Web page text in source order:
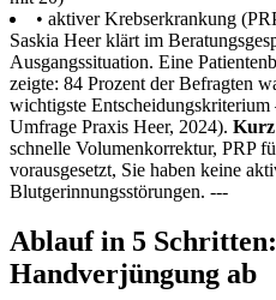
• aktiver Krebserkrankung
Saskia Heer klärt im
Ausgangssituation. Eine
zeigte: 84 Prozent der Befragten
wichtigste
Umfrage Praxis Heer, 2024). Kurz
schnelle Volumenkorrektur, PRP
vorausgesetzt, Sie haben keine
Blutgerinnungsstörungen. ---
Ablauf in 5
Handverjüngung ab